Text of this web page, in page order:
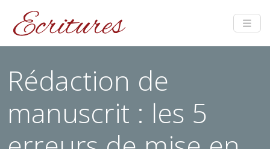
Rédaction de
manuscrit : les 5